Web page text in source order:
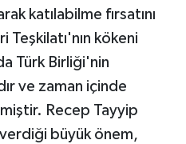
katılabilme fırsatını
Teşkilatı'nın kökeni
Türk Birliği'nin
ve zaman içinde
Recep Tayyip
büyük önem,